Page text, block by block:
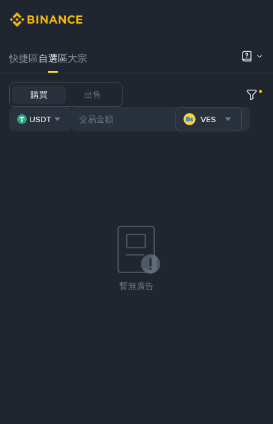
快捷區自選區大宗
購買 出售
USDT VES
暫無廣告